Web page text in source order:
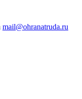
mail@ohranatruda.ru